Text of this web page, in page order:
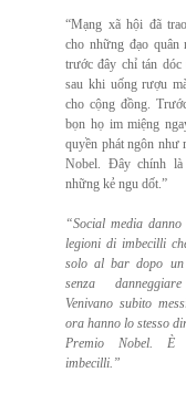
“Mạng xã hội đã
cho những đạo quân
trước đây chỉ tán dóc
sau khi uống rượu
cho cộng đồng.
bọn họ im miệng
quyền phát ngôn như
Nobel. Đây chính
những kẻ ngu dốt.”
“Social media
legioni di imbecilli
solo albar dopo
senza
Venivano subito
ora hanno lo stesso
Premio Nobel. È
imbecilli.”